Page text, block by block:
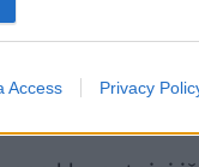
Access Privacy